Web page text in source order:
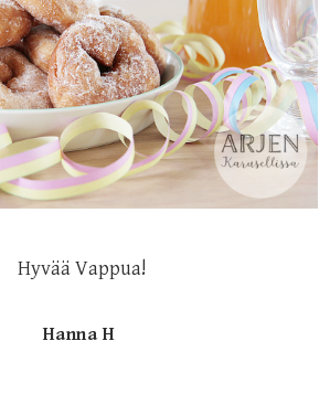
Hyvää Vappua!
Hanna H